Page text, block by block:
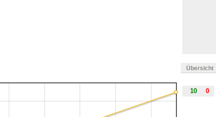
Übersicht
10 0